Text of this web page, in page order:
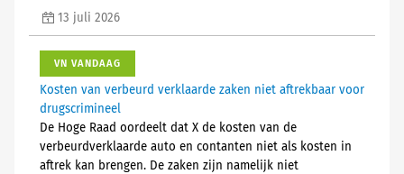
13 juli 2026
VN VANDAAG
Kosten van verbeurd verklaarde zaken niet aftrekbaar voor
drugscrimineel
De Hoge Raad oordeelt dat X de kosten van de
verbeurdverklaarde auto en contanten niet als kosten in
aftrek kan brengen. De zaken zijn namelijk niet